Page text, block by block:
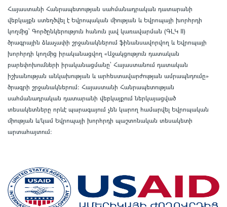
Հայաստանի Հանրապետության սահմանադրական դատարանի
վեբկայքն ստեղծվել է Եվրոպական միության և Եվրոպայի խորհրդի
կողմից՝ Գործընկերություն հանուն լավ կառավարման (ԳԼԿ II)
ծրագրային ձևաչափի շրջանակներում ֆինանսավորվող և Եվրոպայի
խորհրդի կողմից իրականացվող «Աջակցություն դատական
բարեփոխումների իրականացմանը` Հայաստանում դատական
իշխանության անկախության և արհեստավարժության ամրապնդումը»
ծրագրի շրջանակներում: Հայաստանի Հանրապետության
սահմանադրական դատարանի վեբկայքում ներկայացված
տեսակետները որևէ պարագայում չեն կարող համարվել Եվրոպական
միության և/կամ Եվրոպայի խորհրդի պաշտոնական տեսակետի
արտահայտում: